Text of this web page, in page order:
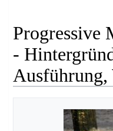
Progressive
-